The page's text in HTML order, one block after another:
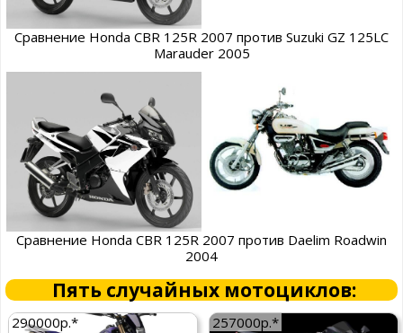
Сравнение Honda CBR 125R 2007 против Suzuki GZ 125LC
Marauder 2005
Сравнение Honda CBR 125R 2007 против Daelim Roadwin
2004
Пять случайных мотоциклов:
290000р.* 257000р.*